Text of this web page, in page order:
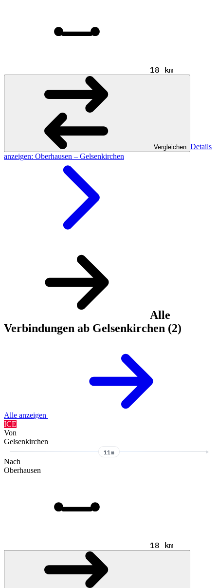
18 km
Vergleichen Details
anzeigen: Oberhausen – Gelsenkirchen
Alle
Verbindungen ab Gelsenkirchen (2)
Alle anzeigen
ICE
Von
Gelsenkirchen
11m
Nach
Oberhausen
18 km